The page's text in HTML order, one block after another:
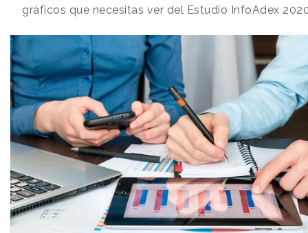
gráficos que necesitas ver del Estudio InfoAdex